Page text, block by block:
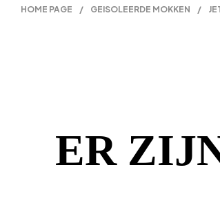
HOME PAGE / GEISOLEERDE MOKKEN /
ER